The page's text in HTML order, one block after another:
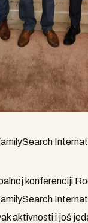
konferenciji
aktivnosti i još